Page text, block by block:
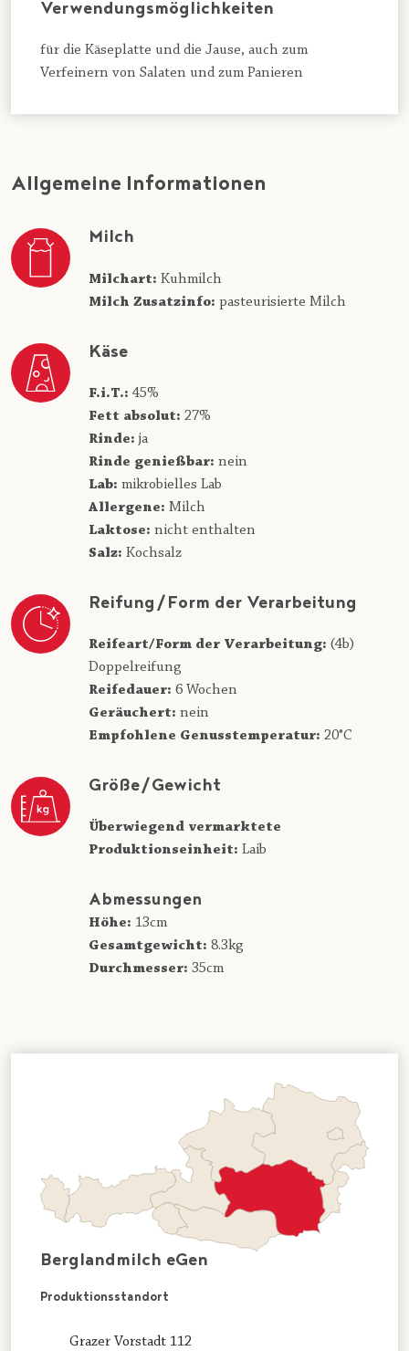
Verwendungsmöglichkeiten
für die Käseplatte und die Jause, auch zum
Verfeinern von Salaten und zum Panieren
Allgemeine Informationen
Milch
Milchart: Kuhmilch
Milch Zusatzinfo: pasteurisierte Milch
Käse
F.i.T.: 45%
Fett absolut: 27%
Rinde: ja
Rinde genießbar: nein
Lab: mikrobielles Lab
Allergene: Milch
Laktose: nicht enthalten
Salz: Kochsalz
Reifung/Form der Verarbeitung
Reifeart/Form der Verarbeitung: (4b)
Doppelreifung
Reifedauer: 6 Wochen
Geräuchert: nein
Empfohlene Genusstemperatur: 20°C
Größe/Gewicht
Überwiegend vermarktete
Produktionseinheit: Laib
Abmessungen
Höhe: 13cm
Gesamtgewicht: 8.3kg
Durchmesser: 35cm
Berglandmilch eGen
Produktionsstandort
Grazer Vorstadt 112